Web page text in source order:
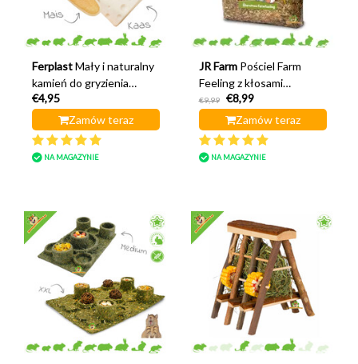
Ferplast Mały i naturalny
kamień do gryzienia
Goodbite
€4,95
Zamów teraz
NA MAGAZYNIE
JR Farm Pościel Farm
Feeling z kłosami
pszenicy
€9,99
€8,99
Zamów teraz
NA MAGAZYNIE